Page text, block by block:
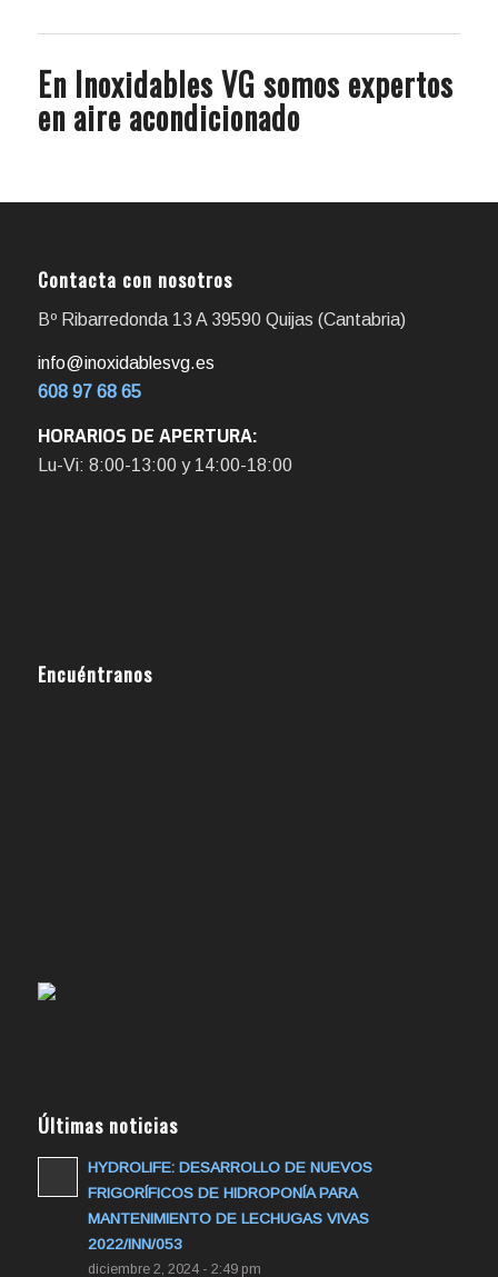
En Inoxidables VG somos expertos
en aire acondicionado
Contacta con nosotros
Bº Ribarredonda 13 A 39590 Quijas (Cantabria)
info@inoxidablesvg.es
608 97 68 65
HORARIOS DE APERTURA:
Lu-Vi: 8:00-13:00 y 14:00-18:00
Encuéntranos
Últimas noticias
HYDROLIFE: DESARROLLO DE NUEVOS
FRIGORÍFICOS DE HIDROPONÍA PARA
MANTENIMIENTO DE LECHUGAS VIVAS
2022/INN/053
diciembre 2, 2024 - 2:49 pm